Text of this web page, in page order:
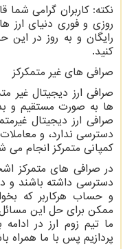
نکته: کاربران گرامی شما
روزی و فوری دنیای ارز
رایگان و به روز در این
کنید.
صرافی های غیر متمکرکز
صرافی ارز دیجیتال غیر
ها به صورت مستقیم و
صرافی ارز دیجیتال
دسترسی ندارد، و
کمپانی متمرکز انجام می
در صرافی های متمرکز
دسترسی داشته باشند و
و حساب هرکاربر که
ممکن برای حل این مسائل
پردازیم پس با ما همراه